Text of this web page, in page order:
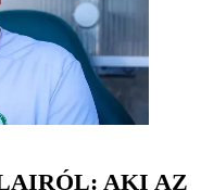
AKI AZ